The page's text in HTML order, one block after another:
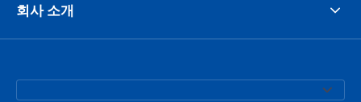
회사 소개